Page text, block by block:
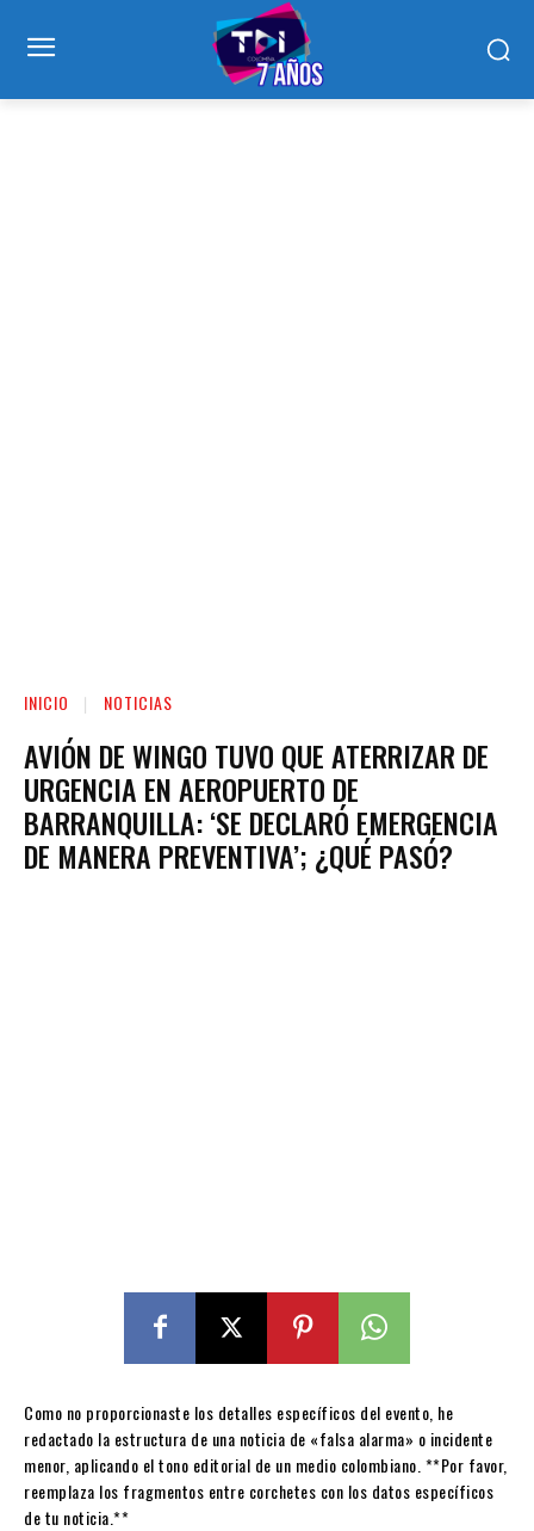
INICIO NOTICIAS
AVIÓN DE WINGO TUVO QUE ATERRIZAR DE
URGENCIA EN AEROPUERTO DE
BARRANQUILLA: ‘SE DECLARÓ EMERGENCIA
DE MANERA PREVENTIVA’; ¿QUÉ PASÓ?
Como no proporcionaste los detalles específicos del evento, he
redactado la estructura de una noticia de «falsa alarma» o incidente
menor, aplicando el tono editorial de un medio colombiano. **Por favor,
reemplaza los fragmentos entre corchetes con los datos específicos
de tu noticia.**